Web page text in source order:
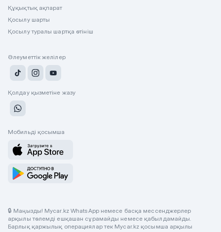
Құқықтық ақпарат
Қосылу шарты
Қосылу туралы шартқа өтініш
Әлеуметтік желілер
Қолдау қызметіне жазу
Мобильді қосымша
🔒 Маңызды! Mycar.kz WhatsApp немесе басқа мессенджерлер
арқылы төлемді ешқашан сұрамайды немесе қабылдамайды.
Барлық қаржылық операциялар тек Mycar.kz қосымша арқылы